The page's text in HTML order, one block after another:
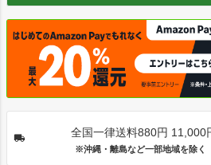
全国一律送料880円 11,000
※沖縄・離島など一部地域を除